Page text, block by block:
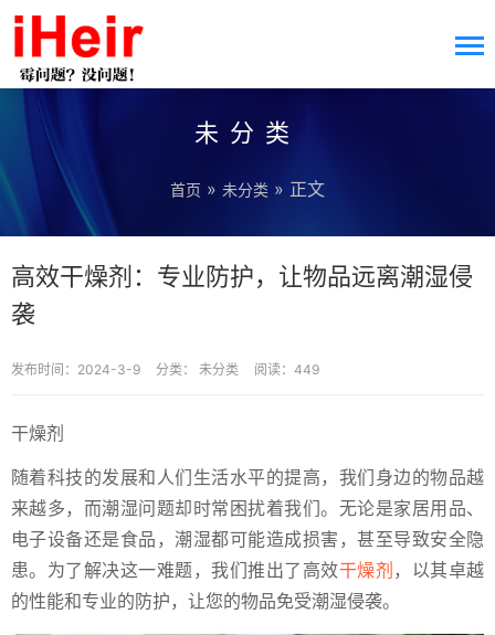
未分类
首页 » 未分类 » 正文
高效干燥剂：专业防护，让物品远离潮湿侵
袭
发布时间：2024-3-9 分类： 未分类 阅读：449
干燥剂
随着科技的发展和人们生活水平的提高，我们身边的物品越
来越多，而潮湿问题却时常困扰着我们。无论是家居用品、
电子设备还是食品，潮湿都可能造成损害，甚至导致安全隐
患。为了解决这一难题，我们推出了高效干燥剂 ，以其卓越
的性能和专业的防护，让您的物品免受潮湿侵袭。